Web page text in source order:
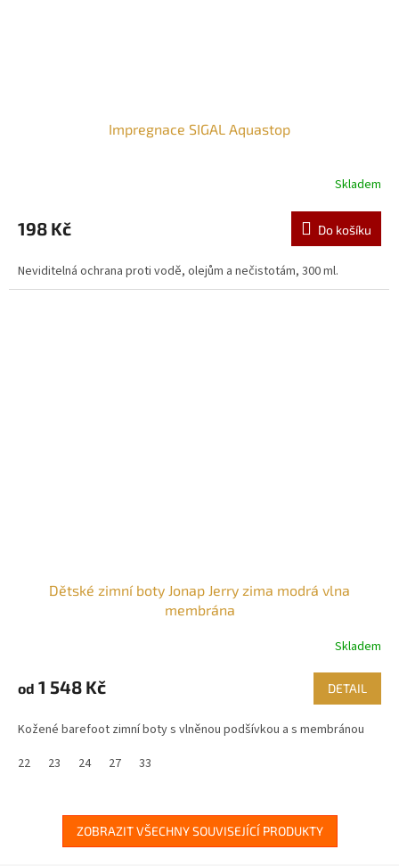
Impregnace SIGAL Aquastop
Skladem
198 Kč Do košíku
Neviditelná ochrana proti vodě, olejům a nečistotám, 300 ml.
Dětské zimní boty Jonap Jerry zima modrá vlna
membrána
Skladem
od 1 548 Kč DETAIL
Kožené barefoot zimní boty s vlněnou podšívkou a s membránou
22
23 24 27 33
ZOBRAZIT VŠECHNY SOUVISEJÍCÍ PRODUKTY